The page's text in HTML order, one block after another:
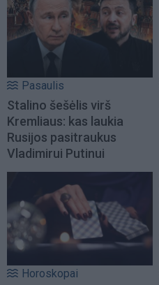
Pasaulis
Stalino šešėlis virš
Kremliaus: kas laukia
Rusijos pasitraukus
Vladimirui Putinui
Horoskopai